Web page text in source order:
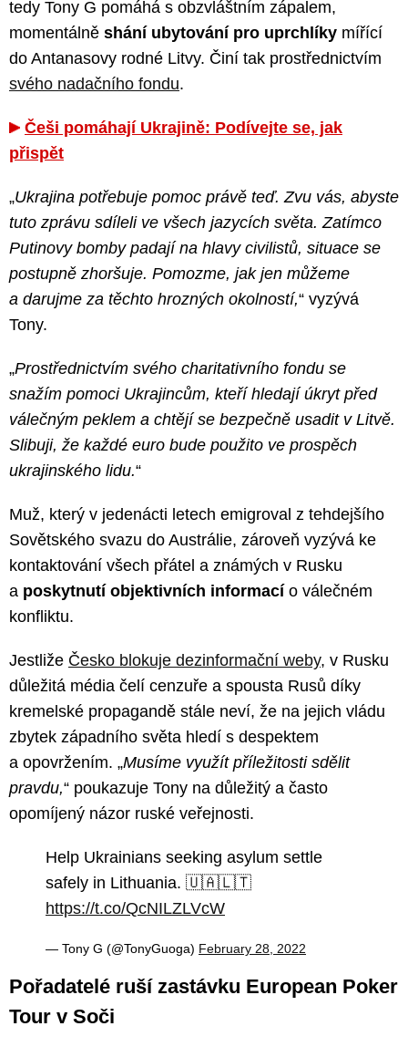
tedy Tony G pomáhá s obzvláštním zápalem,
momentálně shání ubytování pro uprchlíky mířící
do Antanasovy rodné Litvy. Činí tak prostřednictvím
svého nadačního fondu.
Češi pomáhají Ukrajině: Podívejte se, jak
přispět
„Ukrajina potřebuje pomoc právě teď. Zvu vás, abyste
tuto zprávu sdíleli ve všech jazycích světa. Zatímco
Putinovy bomby padají na hlavy civilistů, situace se
postupně zhoršuje. Pomozme, jak jen můžeme
a darujme za těchto hrozných okolností,“ vyzývá
Tony.
„Prostřednictvím svého charitativního fondu se
snažím pomoci Ukrajincům, kteří hledají úkryt před
válečným peklem a chtějí se bezpečně usadit v Litvě.
Slibuji, že každé euro bude použito ve prospěch
ukrajinského lidu.“
Muž, který v jedenácti letech emigroval z tehdejšího
Sovětského svazu do Austrálie, zároveň vyzývá ke
kontaktování všech přátel a známých v Rusku
a poskytnutí objektivních informací o válečném
konfliktu.
Jestliže Česko blokuje dezinformační weby, v Rusku
důležitá média čelí cenzuře a spousta Rusů díky
kremelské propagandě stále neví, že na jejich vládu
zbytek západního světa hledí s despektem
a opovržením. „Musíme využít příležitosti sdělit
pravdu,“ poukazuje Tony na důležitý a často
opomíjený názor ruské veřejnosti.
Help Ukrainians seeking asylum settle
safely in Lithuania. 🇺🇦🇱🇹
https://t.co/QcNILZLVcW
— Tony G (@TonyGuoga) February 28, 2022
Pořadatelé ruší zastávku European Poker
Tour v Soči